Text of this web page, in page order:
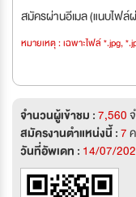
สมัครผ่านอีเมล (แนบไฟล์
หมายเหตุ : เฉพาะไฟล์ *.jpg,
จำนวนผู้เข้าชม :7,560
สมัครงานตำแหน่งนี้ :7
วันที่อัพเดท : 14/07/